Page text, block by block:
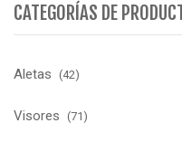
CATEGORÍAS DE
Aletas (42)
Visores (71)